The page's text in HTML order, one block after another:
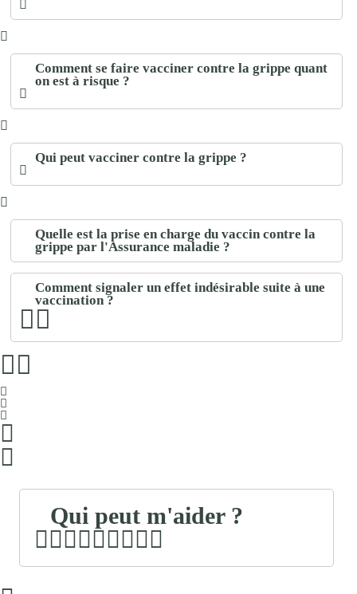
Comment se faire vacciner contre la grippe quant
on est à risque ?
Qui peut vacciner contre la grippe ?
Quelle est la prise en charge du vaccin contre la
grippe par l'Assurance maladie ?
Comment signaler un effet indésirable suite à une
vaccination ?
Qui peut m'aider ?